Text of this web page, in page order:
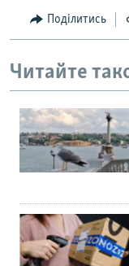
Поділитись
Читайте